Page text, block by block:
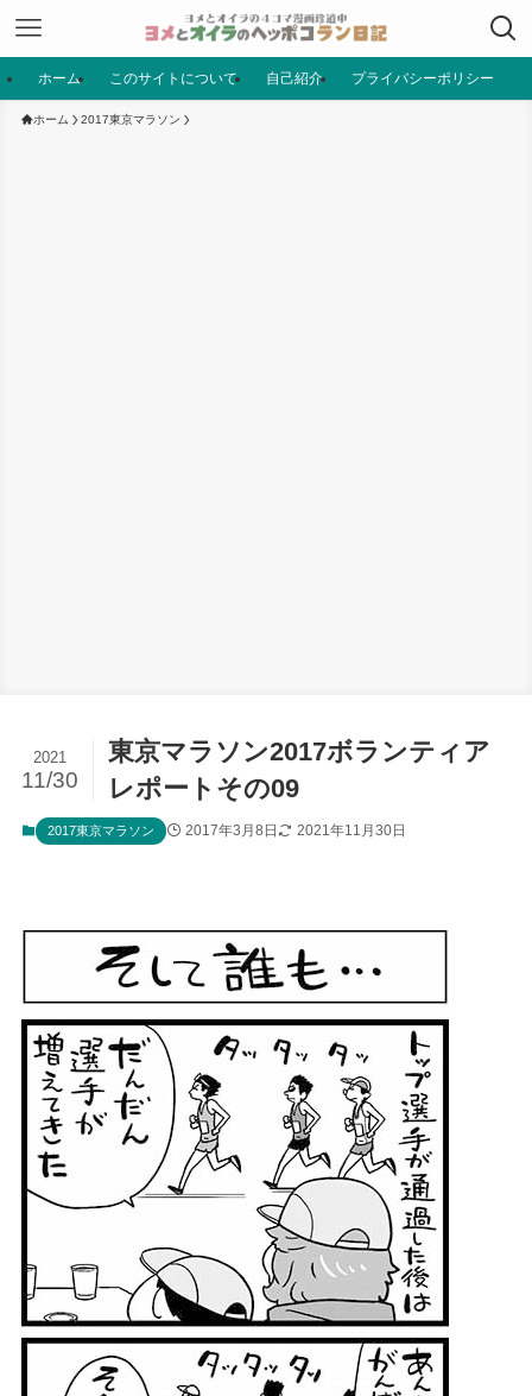
ホーム このサイトについて 自己紹介 プライバシーポリシー
ホーム 2017東京マラソン
東京マラソン2017ボランティア
レポートその09
2021
11/30
2017東京マラソン 2017年3月8日 2021年11月30日